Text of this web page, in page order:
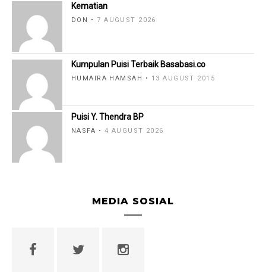
Kematian
DON 7 AUGUST 2026
Kumpulan Puisi Terbaik Basabasi.co
HUMAIRA HAMSAH 13 AUGUST 2015
Puisi Y. Thendra BP
NASFA 4 AUGUST 2026
MEDIA SOSIAL